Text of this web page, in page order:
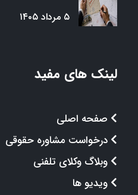
۵ مرداد ۱۴۰۵
لینک های مفید
صفحه اصلی
درخواست مشاوره حقوقی
وبلاگ وکلای تلفنی
ویدیو ها